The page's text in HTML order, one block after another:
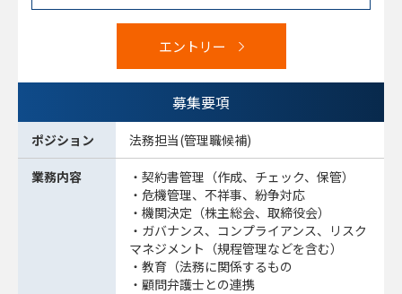
エントリー
募集要項
ポジション 法務担当(管理職候補)
業務内容
・契約書管理（作成、チェック、保管）
・危機管理、不祥事、紛争対応
・機関決定（株主総会、取締役会）
・ガバナンス、コンプライアンス、リスク
マネジメント（規程管理などを含む）
・教育（法務に関係するもの
・顧問弁護士との連携